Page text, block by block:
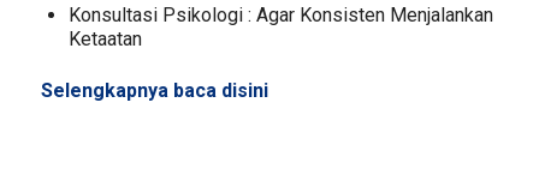
Konsultasi Psikologi : Agar Konsisten Menjalankan
Ketaatan
Selengkapnya baca disini